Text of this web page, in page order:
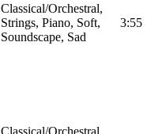
Classical/Orchestral,
Strings, Piano, Soft,
Soundscape, Sad
3:55
Classical/Orchestral,